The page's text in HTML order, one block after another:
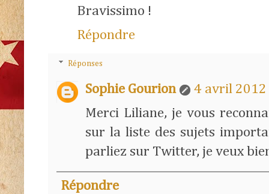
Bravissimo !
Répondre
Réponses
Sophie Gourion
4 avril 2012
Merci Liliane, je vous
sur la liste des sujets
parliez sur Twitter, je veux
Répondre